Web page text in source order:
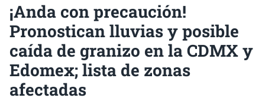
¡Anda con precaución!
Pronostican lluvias y posible
caída de granizo en la CDMX y
Edomex; lista de zonas
afectadas